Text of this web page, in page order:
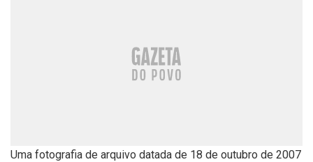
Uma fotografia de arquivo datada de 18 de outubro de 2007